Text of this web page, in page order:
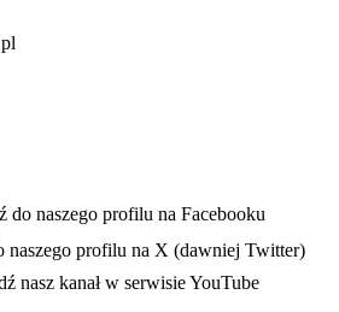
się w nowej karcie
do naszego profilu na Facebooku
karcie
naszego profilu na X (dawniej Twitter)
się w nowej karcie
nasz kanał w serwisie YouTube